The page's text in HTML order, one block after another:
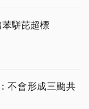
駢芘超標
不會形成三颱共